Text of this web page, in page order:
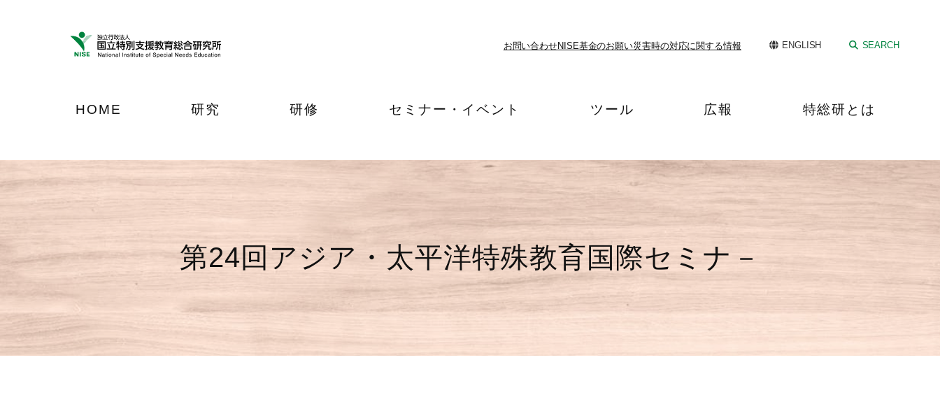
ジ
ャ
へ
ジ
プ
お問い合わせNISE基金のお願い災害時の対応に関する情報 ENGLISH SEARCH
HOME 研究 研修 セミナー・イベント ツール 広報 特総研とは
第24回アジア・太平洋特殊教育国際セミナ－